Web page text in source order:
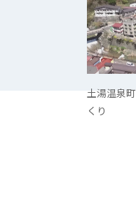
土湯温泉
くり